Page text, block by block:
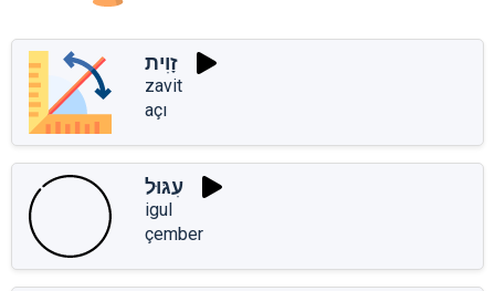
זָוִית
zavit
açı
עִגּוּל
igul
çember